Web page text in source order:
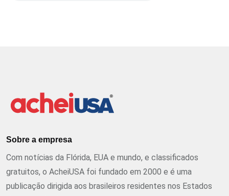
Sobre a empresa
Com notícias da Flórida, EUA e mundo, e classificados
gratuitos, o AcheiUSA foi fundado em 2000 e é uma
publicação dirigida aos brasileiros residentes nos Estados